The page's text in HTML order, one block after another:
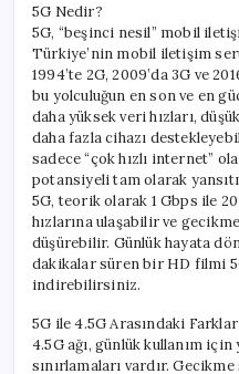
5G Nedir?
5G, “beşinci nesil” mobil
Türkiye’nin mobil iletişim
1994’te 2G, 2009’da 3G ve
bu yolculuğun en son ve en
daha yüksek veri hızları,
daha fazla cihazı
sadece “çok hızlı internet”
potansiyeli tam olarak
5G, teorik olarak 1 Gbps ile
hızlarına ulaşabilir ve
düşürebilir. Günlük hayata
dakikalar süren bir HD filmi
indirebilirsiniz.
5G ile 4.5G Arasındaki Farklar
4.5G ağı, günlük kullanım
sınırlamaları vardır.